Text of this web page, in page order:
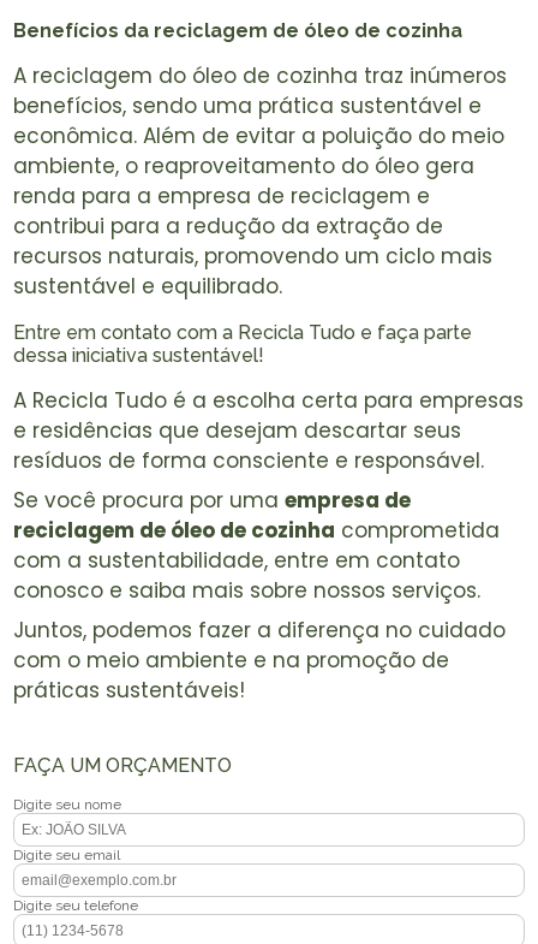
Benefícios da reciclagem de óleo de cozinha
A reciclagem do óleo de cozinha traz inúmeros
benefícios, sendo uma prática sustentável e
econômica. Além de evitar a poluição do meio
ambiente, o reaproveitamento do óleo gera
renda para a empresa de reciclagem e
contribui para a redução da extração de
recursos naturais, promovendo um ciclo mais
sustentável e equilibrado.
Entre em contato com a Recicla Tudo e faça parte
dessa iniciativa sustentável!
A Recicla Tudo é a escolha certa para empresas
e residências que desejam descartar seus
resíduos de forma consciente e responsável.
Se você procura por umaempresa de
reciclagem de óleo de cozinha comprometida
com a sustentabilidade, entre em contato
conosco e saiba mais sobre nossos serviços.
Juntos, podemos fazer a diferença no cuidado
com o meio ambiente e na promoção de
práticas sustentáveis!
FAÇA UM ORÇAMENTO
Digite seu nome
Digite seu email
Digite seu telefone